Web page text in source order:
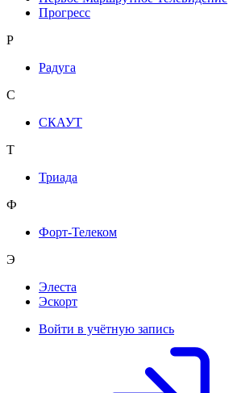
Прогресс
Р
Радуга
С
СКАУТ
Т
Триада
Ф
Форт-Телеком
Э
Элеста
Эскорт
Войти в учётную запись